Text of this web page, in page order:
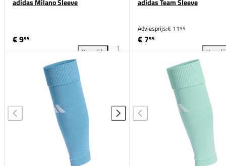
€ 995
Vergelijk
adidas Milano Sleeve toevoegen aan vergelijking
Adviesprijs:€ 1195
€ 795